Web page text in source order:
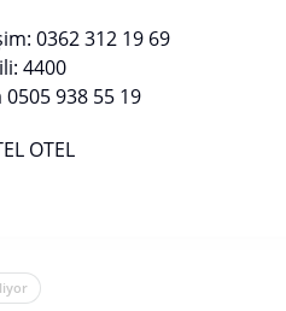
0362 312 19 69
4400
0505 938 55 19
OTEL